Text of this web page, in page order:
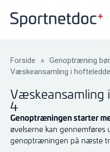
Forside » Genoptræning
Væskeansamling i
Væskeansamling
4
Genoptræningen starter
øvelserne kan gennemføres
genoptræningen på næste